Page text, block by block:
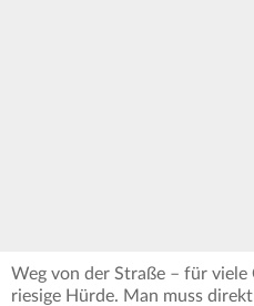
Weg von der Straße – für viele
riesige Hürde. Man muss